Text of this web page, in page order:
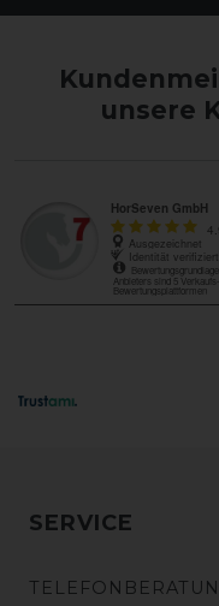
unsere
SERVICE